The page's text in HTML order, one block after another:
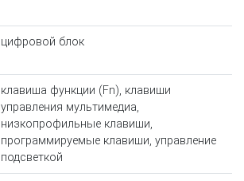
цифровой блок
клавиша функции (Fn), клавиши
управления мультимедиа,
низкопрофильные клавиши,
программируемые клавиши, управление
подсветкой